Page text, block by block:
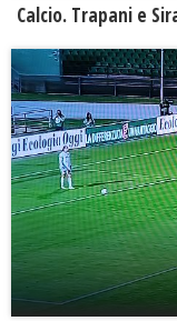
Calcio. Trapani e